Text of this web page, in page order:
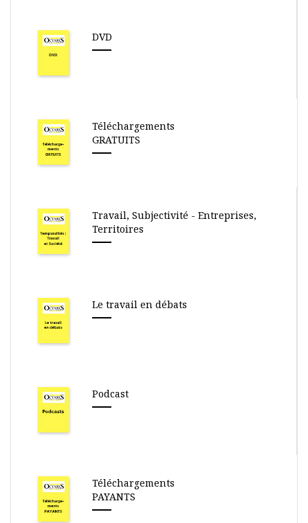
DVD
Téléchargements
GRATUITS
Travail, Subjectivité - Entreprises,
Territoires
Le travail en débats
Podcast
Téléchargements
PAYANTS